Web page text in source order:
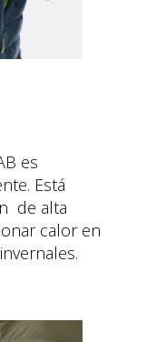
es
Está
de alta
calor en